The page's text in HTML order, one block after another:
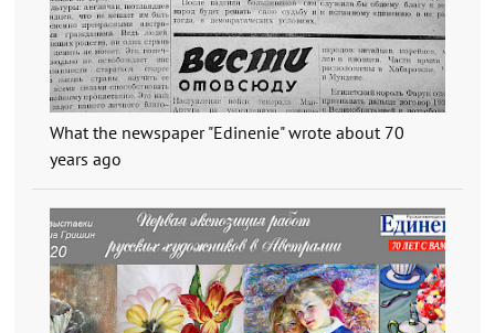
What the newspaper "Edinenie" wrote about 70
years ago